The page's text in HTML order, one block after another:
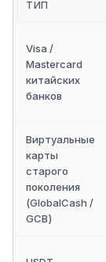
ТИП
Visa /
Mastercard
китайских
банков
Виртуальные
карты
старого
поколения
(GlobalCash /
GCB)